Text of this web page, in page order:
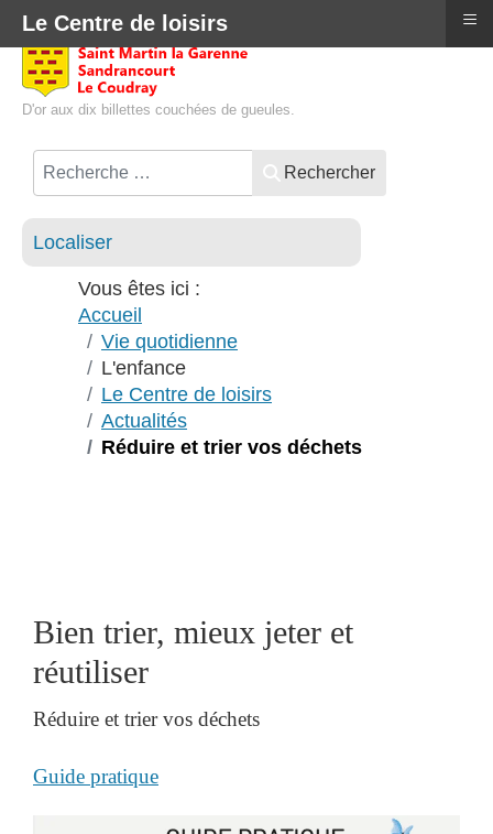
D'or aux dix billettes couchées de gueules.
Rechercher
Localiser
Vous êtes ici :
Accueil
Vie quotidienne
L'enfance
Le Centre de loisirs
Actualités
Réduire et trier vos déchets
Bien trier, mieux jeter et
réutiliser
Réduire et trier vos déchets
Guide pratique
Le Centre de loisirs ≡